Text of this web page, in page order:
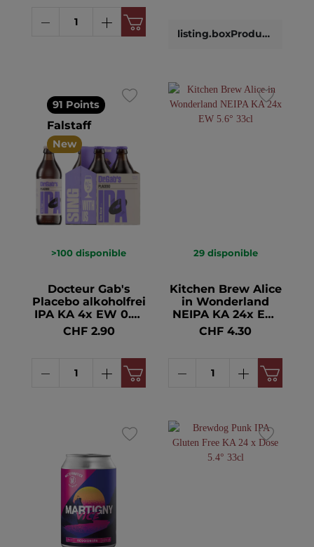
listing.boxProductDetails
91 Points
Falstaff
New
>100 disponible
Docteur Gab's
Placebo alkoholfrei
IPA KA 4x EW 0.5°
33cl
CHF 2.90
29 disponible
Kitchen Brew Alice
in Wonderland
NEIPA KA 24x EW
5.6° 33cl
CHF 4.30